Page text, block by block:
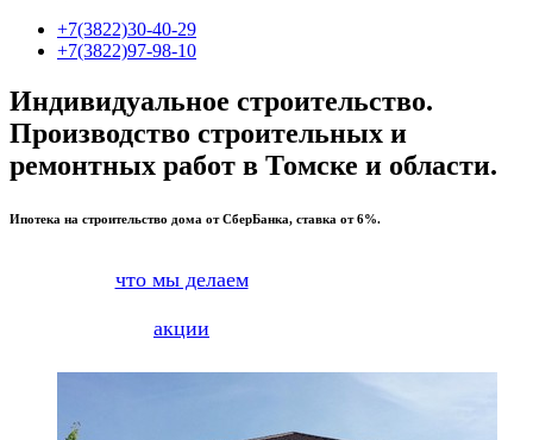
+7(3822)30-40-29
+7(3822)97-98-10
Индивидуальное строительство.
Производство строительных и
ремонтных работ в Томске и области.
Ипотека на строительство дома от СберБанка, ставка от 6%.
что мы делаем
акции